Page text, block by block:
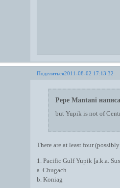
Поделиться2011-08-02 17:13:32
Pepe Mantani
but Yupik is not of
There are at least four
1. Pacific Gulf Yupik [a.k.a.
a. Chugach
b. Koniag